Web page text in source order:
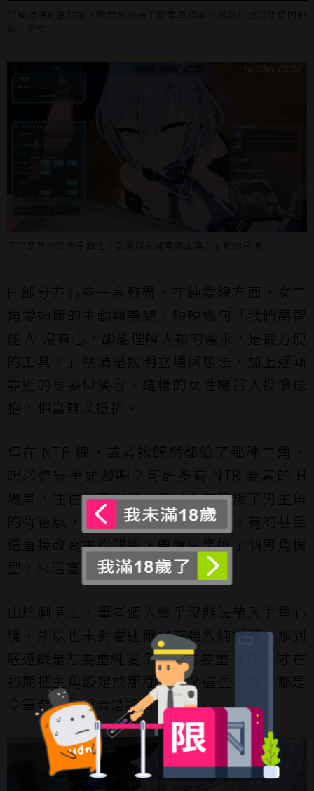
H 部分亦有些一言難盡。在純愛線方面，女主
角愛迪爾的主動與美貌，短短幾句「我們高智
能 AI 沒有心，卻能理解人類的需求，是最方便
的工具。」就清楚說明立場與想法，加上逐漸
靠近的身姿與笑容，這樣的女性機器人投懷送
抱，相當難以抵抗。
但在 NTR 線，或者說既然都給了那種主角，
想必這是重頭戲吧？可許多有 NTR 要素的 H
場景，往往看不出愛迪爾是否有背叛了男主角
的背德感，只是普通地發生性行為。有的甚至
還直接改寫主從關係，更像只是換了個男角模
型，來活塞運動罷了。
由於劇情上，筆者個人幾乎沒辦法帶入主角心
境，所以也未對愛迪爾保有強烈純愛感。那到
底遊戲是想要重純愛？還是想要重 NTR，才在
初期把主角設定成那種性格？這些地方，都是
令筆者難以說清楚評價的部分。